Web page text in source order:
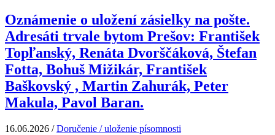
Oznámenie o uložení zásielky na pošte.
Adresáti trvale bytom Prešov: František
Topľanský, Renáta Dvorščáková, Štefan
Fotta, Bohuš Mižikár, František
Baškovský , Martin Zahurák, Peter
Makula, Pavol Baran.
16.06.2026 /Doručenie / uloženie písomnosti